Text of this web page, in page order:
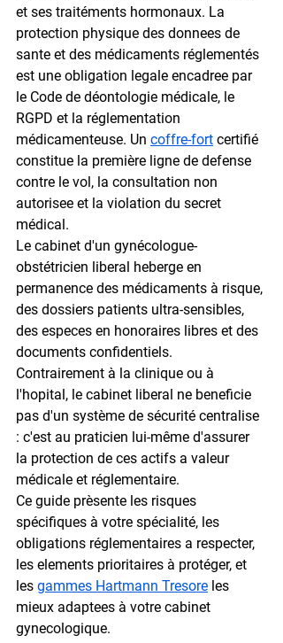
et ses traitéments hormonaux. La
protection physique des donnees de
sante et des médicaments réglementés
est une obligation legale encadree par
le Code de déontologie médicale, le
RGPD et la réglementation
médicamenteuse. Un coffre-fort certifié
constitue la première ligne de defense
contre le vol, la consultation non
autorisee et la violation du secret
médical.
Le cabinet d'un gynécologue-
obstétricien liberal heberge en
permanence des médicaments à risque,
des dossiers patients ultra-sensibles,
des especes en honoraires libres et des
documents confidentiels.
Contrairement à la clinique ou à
l'hopital, le cabinet liberal ne beneficie
pas d'un système de sécurité centralise
: c'est au praticien lui-même d'assurer
la protection de ces actifs a valeur
médicale et réglementaire.
Ce guide prèsente les risques
spécifiques à votre spécialité, les
obligations réglementaires a respecter,
les elements prioritaires à protéger, et
les gammes Hartmann Tresore les
mieux adaptees à votre cabinet
gynecologique.